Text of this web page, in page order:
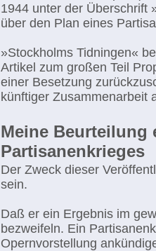
1944 unter der Überschrift
über den Plan eines
»Stockholms Tidningen«
Artikel zum großen Teil
einer Besetzung
künftiger Zusammenarbeit
Meine Beurteilung
Partisanenkrieges
Der Zweck dieser
sein.
Daß er ein Ergebnis im
bezweifeln. Ein
Opernvorstellung